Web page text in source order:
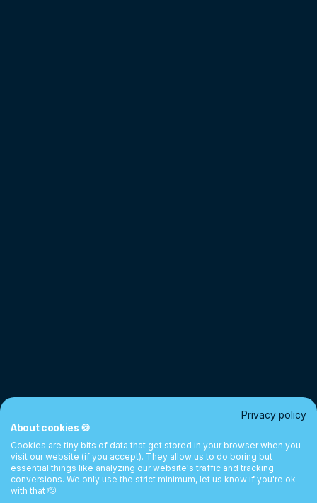
Privacy policy
About cookies 🍪
Cookies are tiny bits of data that get stored in your browser when you
visit our website (if you accept). They allow us to do boring but
essential things like analyzing our website's traffic and tracking
conversions. We only use the strict minimum, let us know if you're ok
with that 🫡